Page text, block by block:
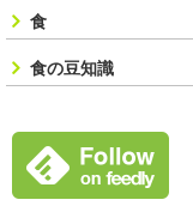
食
食の豆知識